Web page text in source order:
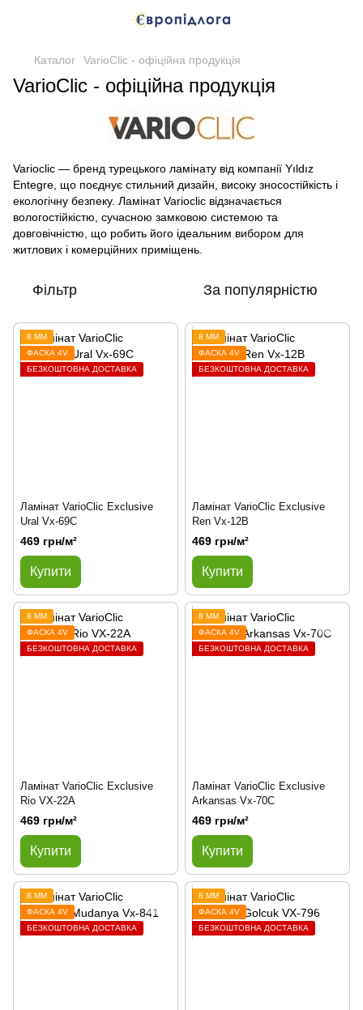
Каталог VarioClic - офіційна продукція
VarioClic - офіційна продукція
Varioclic — бренд турецького ламінату від компанії Yıldız
Entegre, що поєднує стильний дизайн, високу зносостійкість і
екологічну безпеку. Ламінат Varioclic відзначається
вологостійкістю, сучасною замковою системою та
довговічністю, що робить його ідеальним вибором для
житлових і комерційних приміщень.
Фільтр За популярністю
8 ММ
ФАСКА 4V
БЕЗКОШТОВНА ДОСТАВКА
Ламінат VarioClic Exclusive
Ural Vx-69C
469 грн/м²
Купити
8 ММ
ФАСКА 4V
БЕЗКОШТОВНА ДОСТАВКА
Ламінат VarioClic Exclusive
Ren Vx-12B
469 грн/м²
Купити
8 ММ
ФАСКА 4V
БЕЗКОШТОВНА ДОСТАВКА
Ламінат VarioClic Exclusive
Rio VX-22A
469 грн/м²
Купити
8 ММ
ФАСКА 4V
БЕЗКОШТОВНА ДОСТАВКА
Ламінат VarioClic Exclusive
Arkansas Vx-70C
469 грн/м²
Купити
8 ММ
ФАСКА 4V
БЕЗКОШТОВНА ДОСТАВКА
8 ММ
ФАСКА 4V
БЕЗКОШТОВНА ДОСТАВКА